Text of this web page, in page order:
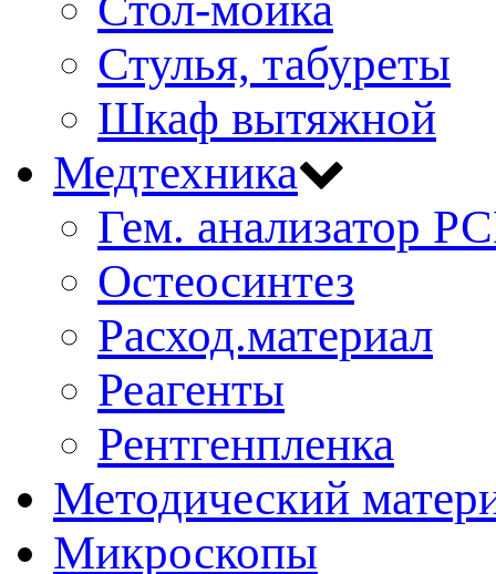
Стулья, табуреты
Шкаф вытяжной
Медтехника
Гем. анализатор
Остеосинтез
Расход.материал
Реагенты
Рентгенпленка
Методический
Микроскопы